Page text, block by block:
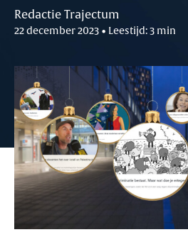
Redactie Trajectum
22 december 2023 • Leestijd: 3 min